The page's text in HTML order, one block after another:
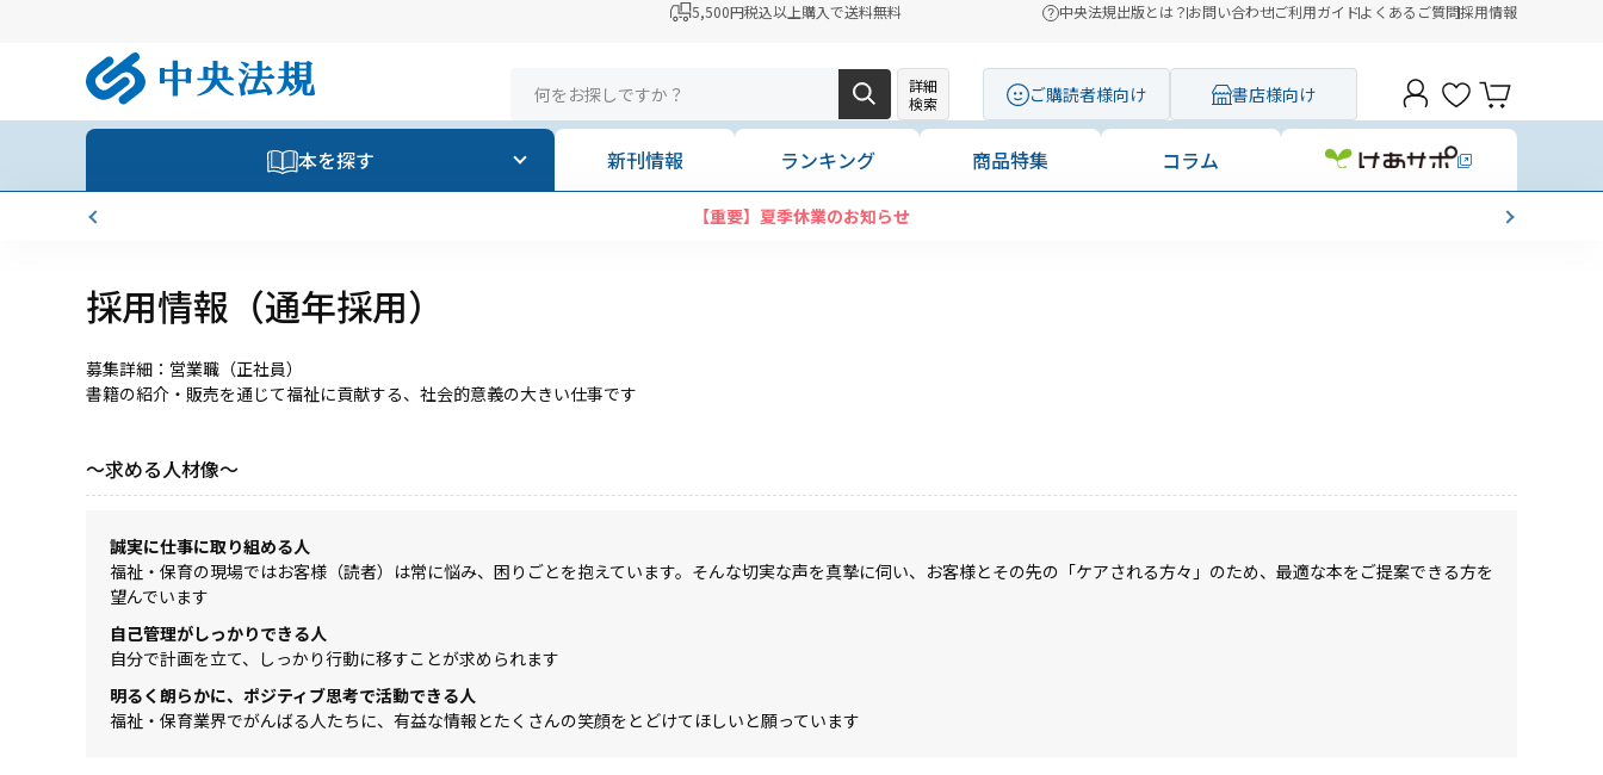
5,500円税込以上購入で送料無料 中央法規出版とは？お問い合わせご利用ガイドよくあるご質問採用情報
詳細
検索
ご購読者様向け 書店様向け
本を探す 新刊情報 ランキング 商品特集 コラム
【重要】夏季休業のお知らせ
採用情報（通年採用）
募集詳細：営業職（正社員）
書籍の紹介・販売を通じて福祉に貢献する、社会的意義の大きい仕事です
～求める人材像～
誠実に仕事に取り組める人
福祉・保育の現場ではお客様（読者）は常に悩み、困りごとを抱えています。そんな切実な声を真摯に伺い、お客様とその先の「ケアされる方々」のため、最適な本をご提案できる方を
望んでいます
自己管理がしっかりできる人
自分で計画を立て、しっかり行動に移すことが求められます
明るく朗らかに、ポジティブ思考で活動できる人
福祉・保育業界でがんばる人たちに、有益な情報とたくさんの笑顔をとどけてほしいと願っています